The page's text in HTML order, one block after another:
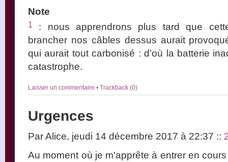
Note
1
: nous apprendrons plus tard que
brancher nos câbles dessus aurait
qui aurait tout carbonisé : d'où la batterie
catastrophe.
Laisser un commentaire • Trackback (0)
Urgences
Par Alice, jeudi 14 décembre 2017 à 22:37 ::
Au moment où je m'apprête à entrer en